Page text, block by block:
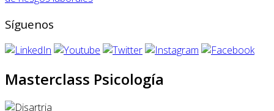
Síguenos
Masterclass Psicología